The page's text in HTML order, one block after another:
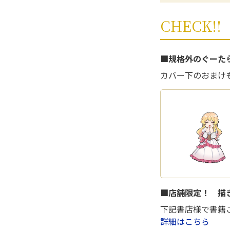
CHECK!!
■規格外のぐーた
カバー下のおま
■店舗限定！ 描
下記書店様で書籍
詳細はこちら